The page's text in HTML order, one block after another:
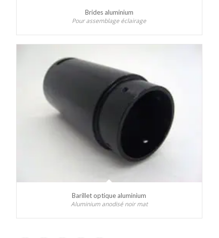
Brides aluminium
Pour assemblage éclairage
Barillet optique aluminium
Aluminium anodisé noir mat